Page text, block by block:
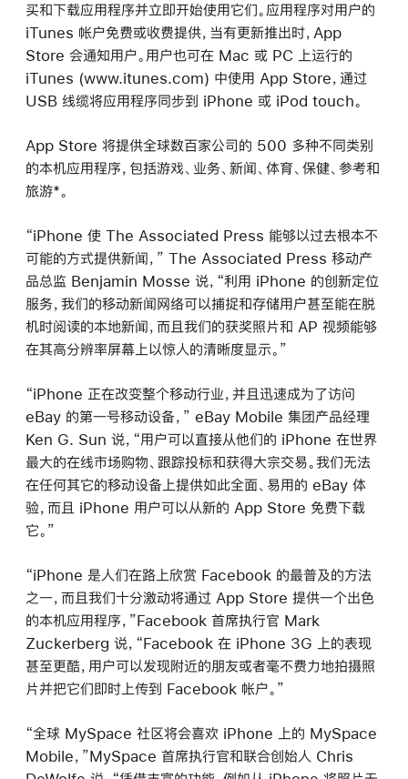
买和下载应用程序并立即开始使用它们。应用程序对用户的
iTunes 帐户免费或收费提供，当有更新推出时，App
Store 会通知用户。用户也可在 Mac 或 PC 上运行的
iTunes (www.itunes.com) 中使用 App Store，通过
USB 线缆将应用程序同步到 iPhone 或 iPod touch。
App Store 将提供全球数百家公司的 500 多种不同类别
的本机应用程序，包括游戏、业务、新闻、体育、保健、参考和
旅游*。
“iPhone 使 The Associated Press 能够以过去根本不
可能的方式提供新闻，” The Associated Press 移动产
品总监 Benjamin Mosse 说，“利用 iPhone 的创新定位
服务，我们的移动新闻网络可以捕捉和存储用户甚至能在脱
机时阅读的本地新闻，而且我们的获奖照片和 AP 视频能够
在其高分辨率屏幕上以惊人的清晰度显示。”
“iPhone 正在改变整个移动行业，并且迅速成为了访问
eBay 的第一号移动设备，” eBay Mobile 集团产品经理
Ken G. Sun 说，“用户可以直接从他们的 iPhone 在世界
最大的在线市场购物、跟踪投标和获得大宗交易。我们无法
在任何其它的移动设备上提供如此全面、易用的 eBay 体
验，而且 iPhone 用户可以从新的 App Store 免费下载
它。”
“iPhone 是人们在路上欣赏 Facebook 的最普及的方法
之一，而且我们十分激动将通过 App Store 提供一个出色
的本机应用程序，”Facebook 首席执行官 Mark
Zuckerberg 说，“Facebook 在 iPhone 3G 上的表现
甚至更酷，用户可以发现附近的朋友或者毫不费力地拍摄照
片并把它们即时上传到 Facebook 帐户。”
“全球 MySpace 社区将会喜欢 iPhone 上的 MySpace
Mobile，”MySpace 首席执行官和联合创始人 Chris